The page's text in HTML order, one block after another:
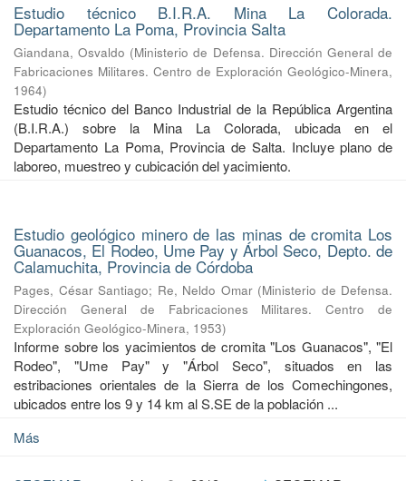
Estudio técnico B.I.R.A. Mina La Colorada.
Departamento La Poma, Provincia Salta
Giandana, Osvaldo (Ministerio de Defensa. Dirección General de
Fabricaciones Militares. Centro de Exploración Geológico-Minera,
1964)
Estudio técnico del Banco Industrial de la República Argentina
(B.I.R.A.) sobre la Mina La Colorada, ubicada en el
Departamento La Poma, Provincia de Salta. Incluye plano de
laboreo, muestreo y cubicación del yacimiento.
Estudio geológico minero de las minas de cromita Los
Guanacos, El Rodeo, Ume Pay y Árbol Seco, Depto. de
Calamuchita, Provincia de Córdoba
Pages, César Santiago; Re, Neldo Omar (Ministerio de Defensa.
Dirección General de Fabricaciones Militares. Centro de
Exploración Geológico-Minera, 1953)
Informe sobre los yacimientos de cromita "Los Guanacos", "El
Rodeo", "Ume Pay" y "Árbol Seco", situados en las
estribaciones orientales de la Sierra de los Comechingones,
ubicados entre los 9 y 14 km al S.SE de la población ...
Más